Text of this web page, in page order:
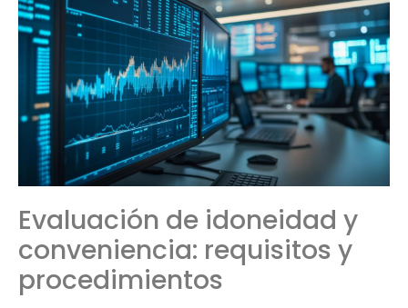
Evaluación de idoneidad y
conveniencia: requisitos y
procedimientos